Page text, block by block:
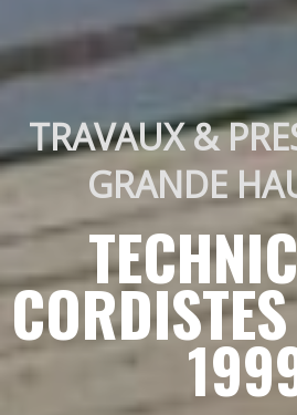
TRAVAUX &
GRANDE